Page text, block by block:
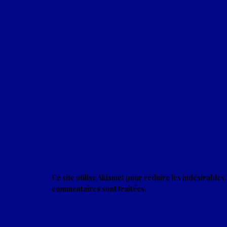
Ce site utilise Akismet pour réduire les indésirables.
commentaires sont traitées.